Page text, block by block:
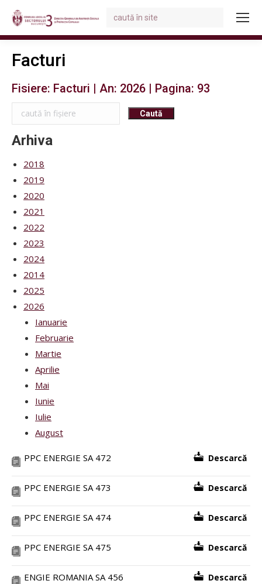
Search:
Facturi
Fisiere: Facturi | An: 2026 | Pagina: 93
Arhiva
2018
2019
2020
2021
2022
2023
2024
2014
2025
2026
Ianuarie
Februarie
Martie
Aprilie
Mai
Iunie
Iulie
August
PPC ENERGIE SA 472 Descarcă
PPC ENERGIE SA 473 Descarcă
PPC ENERGIE SA 474 Descarcă
PPC ENERGIE SA 475 Descarcă
ENGIE ROMANIA SA 456 Descarcă